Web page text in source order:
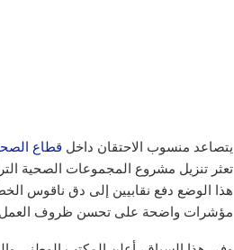
يتصاعد منسوب الاحتقان داخل قطاع
تعثر تنزيل مشروع المجموعات الصحية
هذا الوضع دفع نقابيين إلى دق ناقوس
مؤشرات واضحة على تحسن ظروف العمل